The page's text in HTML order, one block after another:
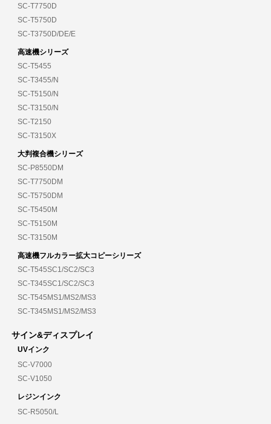
SC-T7750D
SC-T5750D
SC-T3750D/DE/E
高速機シリーズ
SC-T5455
SC-T3455/N
SC-T5150/N
SC-T3150/N
SC-T2150
SC-T3150X
大判複合機シリーズ
SC-P8550DM
SC-T7750DM
SC-T5750DM
SC-T5450M
SC-T5150M
SC-T3150M
高速機フルカラー拡大コピーシリーズ
SC-T545SC1/SC2/SC3
SC-T345SC1/SC2/SC3
SC-T545MS1/MS2/MS3
SC-T345MS1/MS2/MS3
サイン&ディスプレイ
UVインク
SC-V7000
SC-V1050
レジンインク
SC-R5050/L